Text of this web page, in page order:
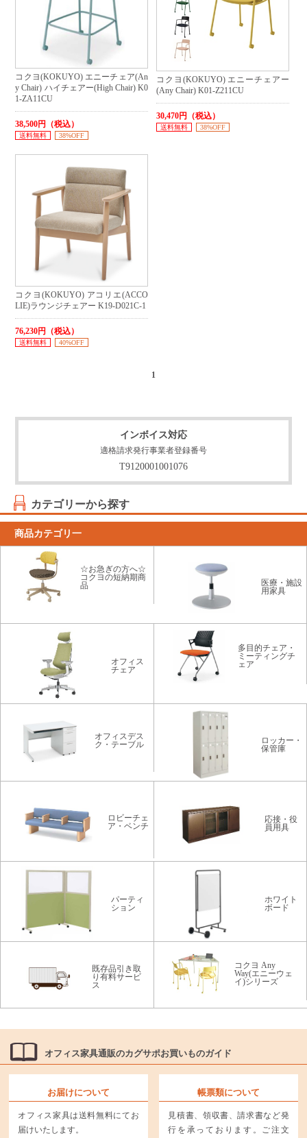
コクヨ(KOKUYO) エニーチェア(An
y Chair) ハイチェアー(High Chair) K0
1-ZA11CU
38,500円（税込）
送料無料 38%OFF
コクヨ(KOKUYO) エニーチェアー
(Any Chair) K01-Z211CU
30,470円（税込）
送料無料 38%OFF
コクヨ(KOKUYO) アコリエ(ACCO
LIE)ラウンジチェアー K19-D021C-1
76,230円（税込）
送料無料 40%OFF
1
インボイス対応
適格請求発行事業者登録番号
T9120001001076
カテゴリーから探す
商品カテゴリ一
☆お急ぎの方へ☆
コクヨの短納期商
品
医療・施設
用家具
オフィス
チェア
多目的チェア・
ミーティングチ
ェア
オフィスデス
ク・テーブル
ロッカー・
保管庫
ロビーチェ
ア・ベンチ
応接・役
員用具
パーティ
ション
ホワイト
ボード
既存品引き取
り有料サービ
ス
コクヨ Any
Way(エニーウェ
イ)シリーズ
オフィス家具通販のカグサポお買いものガイド
お届けについて
オフィス家具は送料無料にてお
届けいたします。
帳票類について
見積書、領収書、請求書など発
行を承っております。ご注文